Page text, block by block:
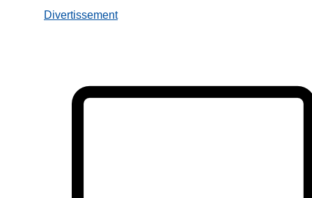
Divertissement